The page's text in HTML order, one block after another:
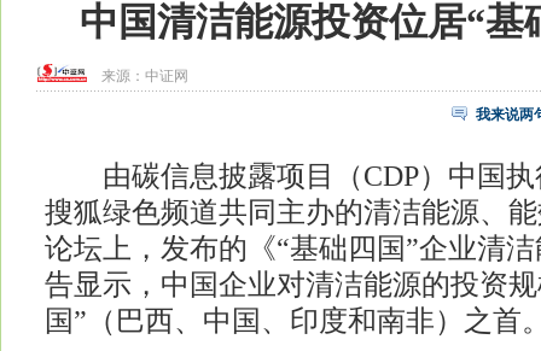
中国清洁能源投资位居“基
来源： 中证网
我来说两
由碳信息披露项目（CDP）中国执
搜狐绿色频道共同主办的清洁能源、
论坛上，发布的《“基础四国”企业清
告显示，中国企业对清洁能源的投资
国”（巴西、中国、印度和南非）之首